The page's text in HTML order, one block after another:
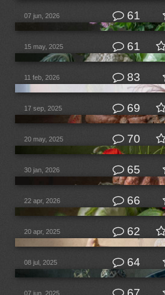
07 jun, 2026 61
15 may, 2025 61
11 feb, 2026 83
17 sep, 2025 69
20 may, 2025 70
30 jan, 2026 65
22 apr, 2026 66
20 apr, 2025 62
08 jul, 2025 64
07 jun, 2025